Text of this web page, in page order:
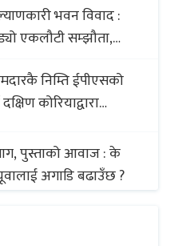
भवन विवाद :
एकलौटी सम्झौता,
निम्ति ईपीएसको
कोरियाद्वारा
पुस्ताको आवाज : के
अगाडि बढाउँछ ?